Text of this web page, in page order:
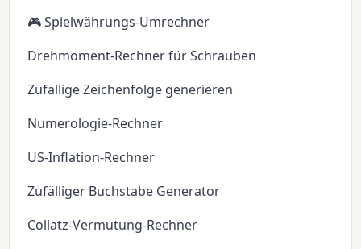
🎮 Spielwährungs-Umrechner
Drehmoment-Rechner für Schrauben
Zufällige Zeichenfolge generieren
Numerologie-Rechner
US-Inflation-Rechner
Zufälliger Buchstabe Generator
Collatz-Vermutung-Rechner